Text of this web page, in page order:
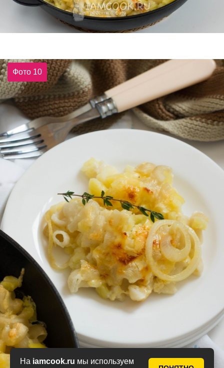
На iamcook.ru мы используем
Фото 10